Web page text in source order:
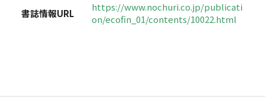
書誌情報URL
https://www.nochuri.co.jp/publicati
on/ecofin_01/contents/10022.html